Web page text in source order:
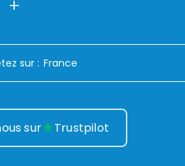
sur :
sur Trustpilot